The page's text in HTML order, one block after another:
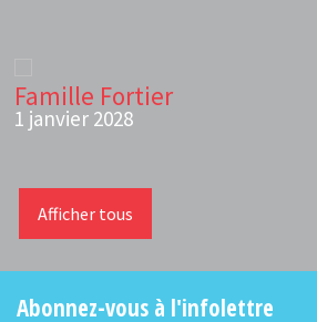
Famille Fortier
1 janvier 2028
Afficher tous
Abonnez-vous à l'infolettre